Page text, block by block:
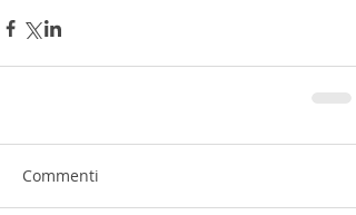
Commenti